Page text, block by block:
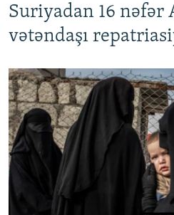
Suriyadan 16 nəfər
vətəndaşı